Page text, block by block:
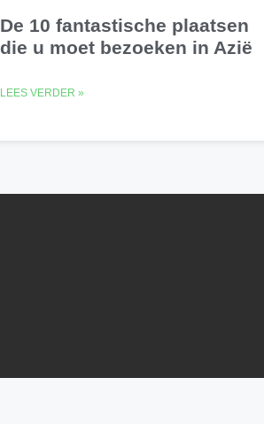
De 10 fantastische plaatsen
die u moet bezoeken in Azië
LEES VERDER »